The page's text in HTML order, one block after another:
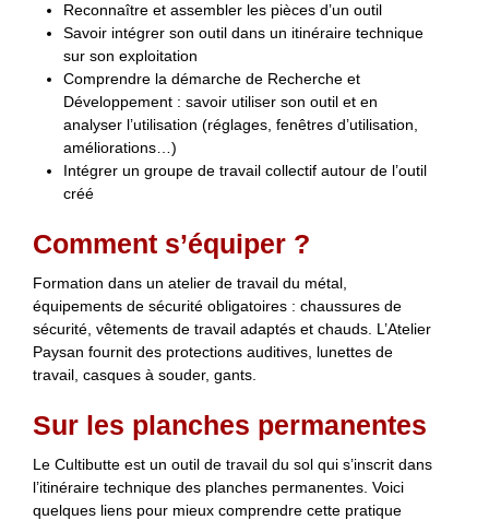
Reconnaître et assembler les pièces d’un outil
Savoir intégrer son outil dans un itinéraire technique
sur son exploitation
Comprendre la démarche de Recherche et
Développement : savoir utiliser son outil et en
analyser l’utilisation (réglages, fenêtres d’utilisation,
améliorations…)
Intégrer un groupe de travail collectif autour de l’outil
créé
Comment s’équiper ?
Formation dans un atelier de travail du métal,
équipements de sécurité obligatoires : chaussures de
sécurité, vêtements de travail adaptés et chauds. L’Atelier
Paysan fournit des protections auditives, lunettes de
travail, casques à souder, gants.
Sur les planches permanentes
Le Cultibutte est un outil de travail du sol qui s’inscrit dans
l’itinéraire technique des planches permanentes. Voici
quelques liens pour mieux comprendre cette pratique